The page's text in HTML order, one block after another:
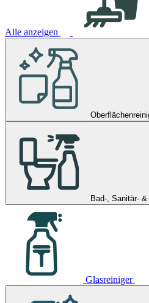
Alle anzeigen
Bad-, Sanitär-
Glasreiniger